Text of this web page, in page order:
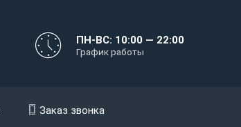
ПН-ВС: 10:00 — 22:00
График работы
Заказ звонка